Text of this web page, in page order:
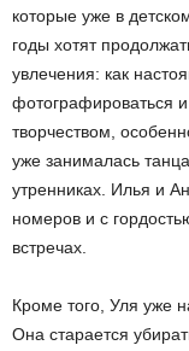
которые уже в
годы хотят
увлечения: как
фотографироваться
творчеством,
уже занималась
утренниках. Илья и
номеров и с
встречах.
Кроме того, Уля уже
Она старается